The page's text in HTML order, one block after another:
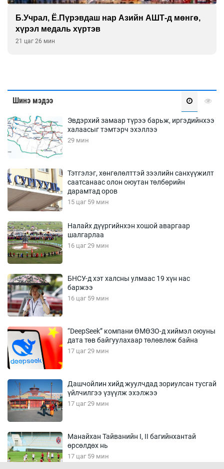
Б.Учрал, Ё.Пүрэвдаш нар Азийн АШТ-д мөнгө,
хүрэл медаль хүртэв
21 цаг 26 мин
Шинэ мэдээ
Эвдэрхий замаар түрээ барьж, иргэдийнхээ
халаасыг тэмтэрч эхэллээ
29 мин
Тэтгэлэг, хөнгөлөлттэй зээлийн санхүүжилт
саатсанаас олон оюутан төлбөрийн
дарамтад оров
15 цаг 59 мин
Налайх дүүргийнхэн хошой аваргаар
шалгарлаа
16 цаг 29 мин
БНСУ-д хэт халсны улмаас 19 хүн нас
баржээ
16 цаг 59 мин
“DeepSeek” компани ӨМӨЗО-д хиймэл оюуны
дата төв байгуулахаар төлөвлөж байна
17 цаг 29 мин
Дашчойлин хийд жуулчдад зориулсан тусгай
үйлчилгээ үзүүлж эхэлжээ
17 цаг 29 мин
Манайхан Тайванийн I, II багийнхантай
өрсөлдөх нь
17 цаг 59 мин